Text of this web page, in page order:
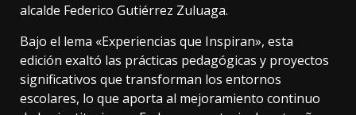
alcalde Federico Gutiérrez Zuluaga.
Bajo el lema «Experiencias que Inspiran», esta
edición exaltó las prácticas pedagógicas y proyectos
significativos que transforman los entornos
escolares, lo que aporta al mejoramiento continuo